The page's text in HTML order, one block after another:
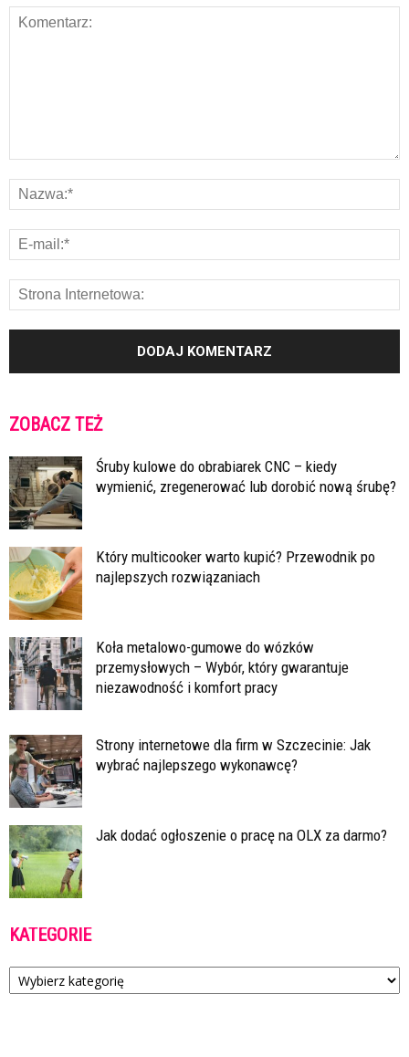
ZOBACZ TEŻ
Śruby kulowe do obrabiarek CNC – kiedy
wymienić, zregenerować lub dorobić nową śrubę?
Który multicooker warto kupić? Przewodnik po
najlepszych rozwiązaniach
Koła metalowo-gumowe do wózków
przemysłowych – Wybór, który gwarantuje
niezawodność i komfort pracy
Strony internetowe dla firm w Szczecinie: Jak
wybrać najlepszego wykonawcę?
Jak dodać ogłoszenie o pracę na OLX za darmo?
KATEGORIE
Kategorie